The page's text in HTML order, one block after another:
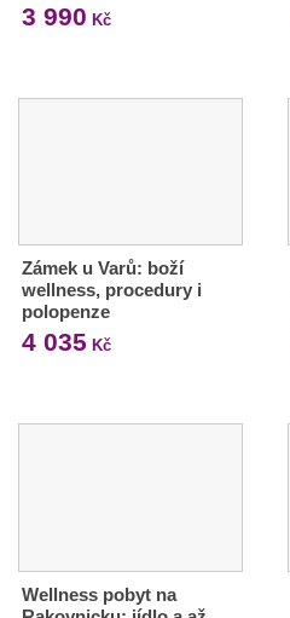
3 990 Kč
Zámek u Varů: boží
wellness, procedury i
polopenze
4 035 Kč
Wellness pobyt na